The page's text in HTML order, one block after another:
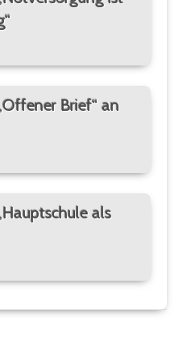
Brief“ an
als